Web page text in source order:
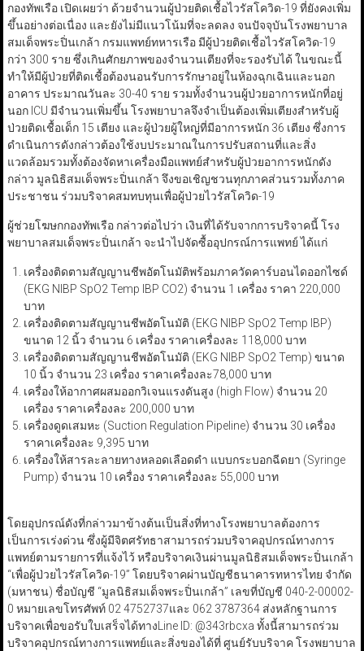
กองทัพเรือ เปิดเผยว่า ด้วยจำนวนผู้ป่วยติดเชื้อไวรัสโควิด-19 ที่ยังคงเพิ่ม
ขึ้นอย่างต่อเนื่อง และยังไม่มีแนวโน้มที่จะลดลง จนปัจจุบันโรงพยาบาล
สมเด็จพระปิ่นเกล้า กรมแพทย์ทหารเรือ มีผู้ป่วยติดเชื้อไวรัสโควิด-19
กว่า 300 ราย ซึ่งเกินศักยภาพของจำนวนเตียงที่จะรองรับได้ ในขณะนี้
ทำให้มีผู้ป่วยที่ติดเชื้อต้องนอนรับการรักษาอยู่ในห้องฉุกเฉินและนอก
อาคาร ประมาณวันละ 30-40 ราย รวมทั้งจำนวนผู้ป่วยอาการหนักที่อยู่
นอก ICU มีจำนวนเพิ่มขึ้น โรงพยาบาลจึงจำเป็นต้องเพิ่มเตียงสำหรับผู้
ป่วยติดเชื้อเด็ก 15 เตียง และผู้ป่วยผู้ใหญ่ที่มีอาการหนัก 36 เตียง ซึ่งการ
ดำเนินการดังกล่าวต้องใช้งบประมาณในการปรับสถานที่และสิ่ง
แวดล้อมรวมทั้งต้องจัดหาเครื่องมือแพทย์สำหรับผู้ป่วยอาการหนักดัง
กล่าว มูลนิธิสมเด็จพระปิ่นเกล้า จึงขอเชิญชวนทุกภาคส่วนรวมทั้งภาค
ประชาชน ร่วมบริจาคสมทบทุนเพื่อผู้ป่วยไวรัสโควิด-19
ผู้ช่วยโฆษกกองทัพเรือ กล่าวต่อไปว่า เงินที่ได้รับจากการบริจาคนี้ โรง
พยาบาลสมเด็จพระปิ่นเกล้า จะนำไปจัดซื้ออุปกรณ์การแพทย์ ได้แก่
เครื่องติดตามสัญญานชีพอัตโนมัติพร้อมภาควัดคาร์บอนไดออกไซด์
(EKG NIBP SpO2 Temp IBP CO2) จำนวน 1 เครื่อง ราคา 220,000
บาท
เครื่องติดตามสัญญานชีพอัตโนมัติ (EKG NIBP SpO2 Temp IBP)
ขนาด 12 นิ้ว จำนวน 6 เครื่อง ราคาเครื่องละ 118,000 บาท
เครื่องติดตามสัญญานชีพอัตโนมัติ (EKG NIBP SpO2 Temp) ขนาด
10 นิ้ว จำนวน 23 เครื่อง ราคาเครื่องละ78,000 บาท
เครื่องให้อากาศผสมออกวิเจนแรงดันสูง (high Flow) จำนวน 20
เครื่อง ราคาเครื่องละ 200,000 บาท
เครื่องดูดเสมหะ (Suction Regulation Pipeline) จำนวน 30 เครื่อง
ราคาเครื่องละ 9,395 บาท
เครื่องให้สารละลายทางหลอดเลือดดำ แบบกระบอกฉีดยา (Syringe
Pump) จำนวน 10 เครื่อง ราคาเครื่องละ 55,000 บาท
โดยอุปกรณ์ดังที่กล่าวมาข้างต้นเป็นสิ่งที่ทางโรงพยาบาลต้องการ
เป็นการเร่งด่วน ซึ่งผู้มีจิตศรัทธาสามารถร่วมบริจาคอุปกรณ์ทางการ
แพทย์ตามรายการที่แจ้งไว้ หรือบริจาคเงินผ่านมูลนิธิสมเด็จพระปิ่นเกล้า
“เพื่อผู้ป่วยไวรัสโควิด-19” โดยบริจาคผ่านบัญชีธนาคารทหารไทย จำกัด
(มหาชน) ชื่อบัญชี “มูลนิธิสมเด็จพระปิ่นเกล้า” เลขที่บัญชี 040-2-00002-
0 หมายเลขโทรศัพท์ 02 4752737และ 062 3787364 ส่งหลักฐานการ
บริจาคเพื่อขอรับใบเสร็จได้ทางLine ID: @343rbcxa ทั้งนี้สามารถร่วม
บริจาคอุปกรณ์ทางการแพทย์และสิ่งของได้ที่ ศูนย์รับบริจาค โรงพยาบาล